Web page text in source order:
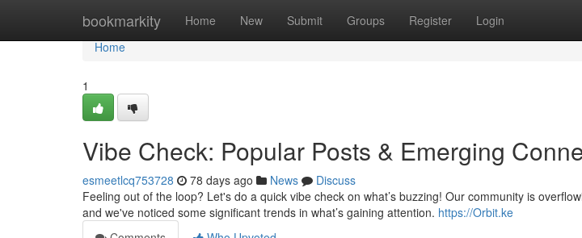
bookmarkity Home New Submit Groups Register Login
Home
Home
1
Vibe Check: Popular Posts & Emerging
esmeetlcq753728 78 days ago News
Discuss
Feeling out of the loop? Let's do a quick vibe check on what’s buzzing! Our community is
and we've noticed some significant trends in what’s gaining attention. https://Orbit.ke